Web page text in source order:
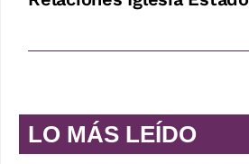
LO MÁS LEÍDO